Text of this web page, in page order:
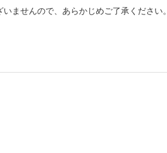
ませんので、あらかじめご了承ください。